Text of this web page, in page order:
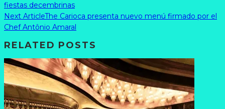
fiestas decembrinas
Next ArticleThe Carioca presenta nuevo menú firmado por el
Chef Antônio Amaral
RELATED POSTS